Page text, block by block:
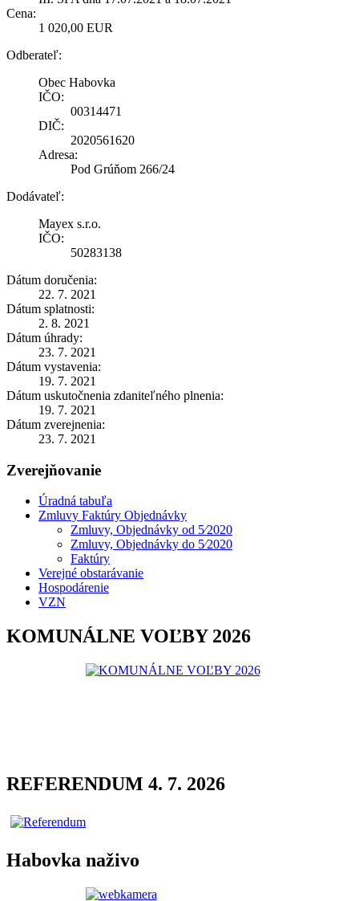
Cena:
1 020,00 EUR
Odberateľ:
Obec Habovka
IČO:
00314471
DIČ:
2020561620
Adresa:
Pod Grúňom 266/24
Dodávateľ:
Mayex s.r.o.
IČO:
50283138
Dátum doručenia:
22. 7. 2021
Dátum splatnosti:
2. 8. 2021
Dátum úhrady:
23. 7. 2021
Dátum vystavenia:
19. 7. 2021
Dátum uskutočnenia zdaniteľného plnenia:
19. 7. 2021
Dátum zverejnenia:
23. 7. 2021
Zverejňovanie
Úradná tabuľa
Zmluvy Faktúry Objednávky
Zmluvy, Objednávky od 5⁄2020
Zmluvy, Objednávky do 5⁄2020
Faktúry
Verejné obstarávanie
Hospodárenie
VZN
KOMUNÁLNE VOĽBY 2026
REFERENDUM 4. 7. 2026
Habovka naživo